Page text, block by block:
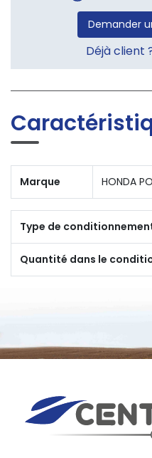
Demander
Déjà client
Marque HONDA
Type de
Quantité dans le